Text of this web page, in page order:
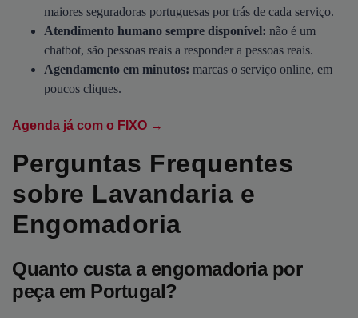
maiores seguradoras portuguesas por trás de cada serviço.
Atendimento humano sempre disponível: não é um
chatbot, são pessoas reais a responder a pessoas reais.
Agendamento em minutos: marcas o serviço online, em
poucos cliques.
Agenda já com o FIXO →
Perguntas Frequentes
sobre Lavandaria e
Engomadoria
Quanto custa a engomadoria por
peça em Portugal?